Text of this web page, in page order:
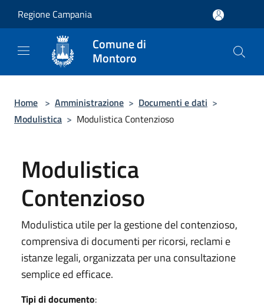
Regione Campania
Comune di
Montoro
Home > Amministrazione > Documenti e dati >
Modulistica > Modulistica Contenzioso
Modulistica
Contenzioso
Modulistica utile per la gestione del contenzioso,
comprensiva di documenti per ricorsi, reclami e
istanze legali, organizzata per una consultazione
semplice ed efficace.
Tipi di documento: